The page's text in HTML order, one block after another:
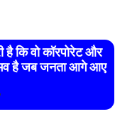
कि वो कॉरपोरेट और
है जब जनता आगे आए